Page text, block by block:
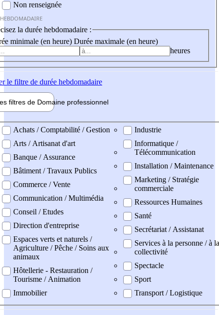
Non renseignée
la durée hebdomadaire :
minimale (en heure) Durée maximale (en heure)
heures
le filtre de durée hebdomadaire
filtres de Domaine professionnel
professionel
Achats / Comptabilité / Gestion
Arts / Artisanat d'art
Banque / Assurance
Bâtiment / Travaux Publics
Commerce / Vente
Communication / Multimédia
Conseil / Etudes
Direction d'entreprise
Espaces verts et naturels /
Agriculture / Pêche / Soins aux
animaux
Hôtellerie - Restauration /
Tourisme / Animation
Immobilier
Industrie
Informatique /
Télécommunication
Installation / Maintenance
Marketing / Stratégie
commerciale
Ressources Humaines
Santé
Secrétariat / Assistanat
Services à la personne / à la
collectivité
Spectacle
Sport
Transport / Logistique